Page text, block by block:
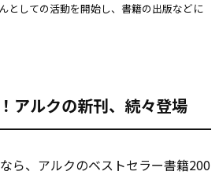
としての活動を開始し、書籍の出版などに
アルクの新刊、続々登場
ら、アルクのベストセラー書籍200